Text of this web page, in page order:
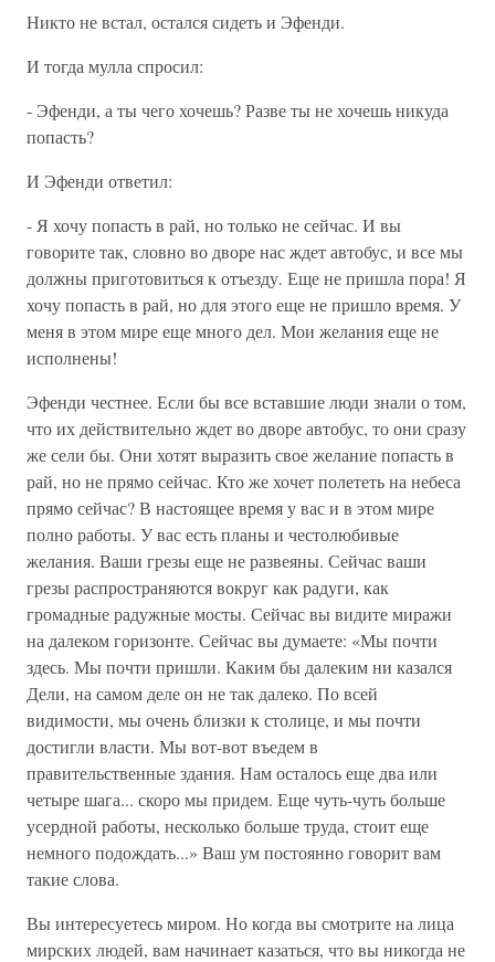
Никто не встал, остался сидеть и Эфенди.
И тогда мулла спросил:
- Эфенди, а ты чего хочешь? Разве ты не хочешь никуда
попасть?
И Эфенди ответил:
- Я хочу попасть в рай, но только не сейчас. И вы
говорите так, словно во дворе нас ждет автобус, и все мы
должны приготовиться к отъезду. Еще не пришла пора! Я
хочу попасть в рай, но для этого еще не пришло время. У
меня в этом мире еще много дел. Мои желания еще не
исполнены!
Эфенди честнее. Если бы все вставшие люди знали о том,
что их действительно ждет во дворе автобус, то они сразу
же сели бы. Они хотят выразить свое желание попасть в
рай, но не прямо сейчас. Кто же хочет полететь на небеса
прямо сейчас? В настоящее время у вас и в этом мире
полно работы. У вас есть планы и честолюбивые
желания. Ваши грезы еще не развеяны. Сейчас ваши
грезы распространяются вокруг как радуги, как
громадные радужные мосты. Сейчас вы видите миражи
на далеком горизонте. Сейчас вы думаете: «Мы почти
здесь. Мы почти пришли. Каким бы далеким ни казался
Дели, на самом деле он не так далеко. По всей
видимости, мы очень близки к столице, и мы почти
достигли власти. Мы вот-вот въедем в
правительственные здания. Нам осталось еще два или
четыре шага... скоро мы придем. Еще чуть-чуть больше
усердной работы, несколько больше труда, стоит еще
немного подождать...» Ваш ум постоянно говорит вам
такие слова.
Вы интересуетесь миром. Но когда вы смотрите на лица
мирских людей, вам начинает казаться, что вы никогда не